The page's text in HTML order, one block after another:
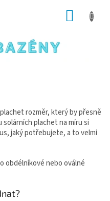
rozměr, který by přesně
solárních plachet na míru si
jaký potřebujete, a to velmi
obdélníkové nebo oválné